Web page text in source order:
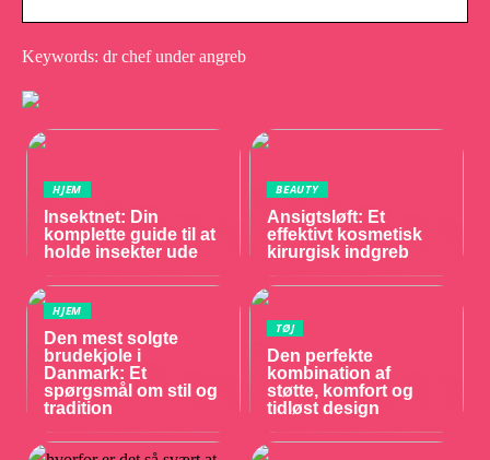
Keywords: dr chef under angreb
HJEM
Insektnet: Din
komplette guide til at
holde insekter ude
BEAUTY
Ansigtsløft: Et
effektivt kosmetisk
kirurgisk indgreb
HJEM
Den mest solgte
brudekjole i
Danmark: Et
spørgsmål om stil og
tradition
TØJ
Den perfekte
kombination af
støtte, komfort og
tidløst design